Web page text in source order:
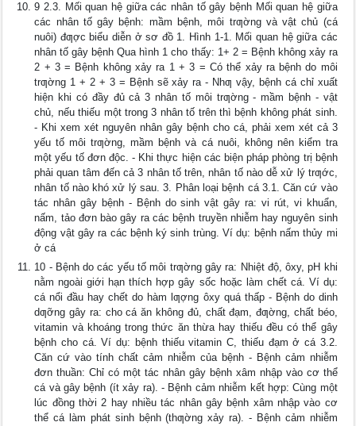
9 2.3. Mối quan hệ giữa các nhân tố gây bệnh Mối quan hệ giữa
các nhân tố gây bệnh: mầm bệnh, môi trƣờng và vật chủ (cá
nuôi) đƣợc biểu diễn ở sơ đồ 1. Hình 1-1. Mối quan hệ giữa các
nhân tố gây bệnh Qua hình 1 cho thấy: 1+ 2 = Bệnh không xảy ra
2 + 3 = Bệnh không xảy ra 1 + 3 = Có thể xảy ra bệnh do môi
trƣờng 1 + 2 + 3 = Bệnh sẽ xảy ra - Nhƣ vậy, bệnh cá chỉ xuất
hiện khi có đầy đủ cả 3 nhân tố môi trƣờng - mầm bệnh - vật
chủ, nếu thiếu một trong 3 nhân tố trên thì bệnh không phát sinh.
- Khi xem xét nguyên nhân gây bệnh cho cá, phải xem xét cả 3
yếu tố môi trƣờng, mầm bệnh và cá nuôi, không nên kiểm tra
một yếu tố đơn độc. - Khi thực hiện các biện pháp phòng trị bệnh
phải quan tâm đến cả 3 nhân tố trên, nhân tố nào dễ xử lý trƣớc,
nhân tố nào khó xử lý sau. 3. Phân loại bệnh cá 3.1. Căn cứ vào
tác nhân gây bệnh - Bệnh do sinh vật gây ra: vi rút, vi khuẩn,
nấm, tảo đơn bào gây ra các bệnh truyền nhiễm hay nguyên sinh
động vật gây ra các bệnh ký sinh trùng. Ví dụ: bệnh nấm thủy mi
ở cá
10 - Bệnh do các yếu tố môi trƣờng gây ra: Nhiệt độ, ôxy, pH khi
nằm ngoài giới hạn thích hợp gây sốc hoặc làm chết cá. Ví dụ:
cá nổi đầu hay chết do hàm lƣợng ôxy quá thấp - Bệnh do dinh
dƣỡng gây ra: cho cá ăn không đủ, chất đạm, đƣờng, chất béo,
vitamin và khoáng trong thức ăn thừa hay thiếu đều có thể gây
bệnh cho cá. Ví dụ: bệnh thiếu vitamin C, thiếu đạm ở cá 3.2.
Căn cứ vào tính chất cảm nhiễm của bệnh - Bệnh cảm nhiễm
đơn thuần: Chỉ có một tác nhân gây bệnh xâm nhập vào cơ thể
cá và gây bệnh (ít xảy ra). - Bệnh cảm nhiễm kết hợp: Cùng một
lúc đồng thời 2 hay nhiều tác nhân gây bệnh xâm nhập vào cơ
thể cá làm phát sinh bệnh (thƣờng xảy ra). - Bệnh cảm nhiễm